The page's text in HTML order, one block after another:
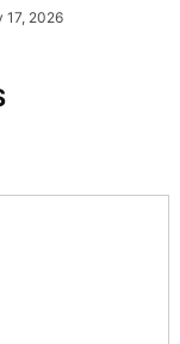
17, 2026